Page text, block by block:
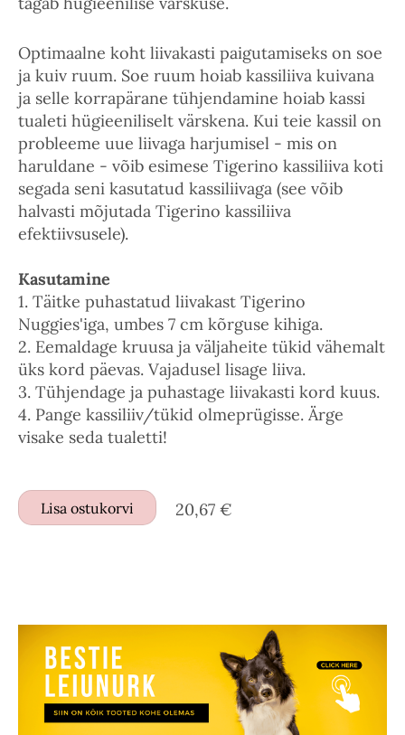
Optimaalne koht liivakasti paigutamiseks on soe
ja kuiv ruum. Soe ruum hoiab kassiliiva kuivana
ja selle korrapärane tühjendamine hoiab kassi
tualeti hügieeniliselt värskena. Kui teie kassil on
probleeme uue liivaga harjumisel - mis on
haruldane - võib esimese Tigerino kassiliiva koti
segada seni kasutatud kassiliivaga (see võib
halvasti mõjutada Tigerino kassiliiva
efektiivsusele).
Kasutamine
1. Täitke puhastatud liivakast Tigerino
Nuggies'iga, umbes 7 cm kõrguse kihiga.
2. Eemaldage kruusa ja väljaheite tükid vähemalt
üks kord päevas. Vajadusel lisage liiva.
3. Tühjendage ja puhastage liivakasti kord kuus.
4. Pange kassiliiv/tükid olmeprügisse. Ärge
visake seda tualetti!
Lisa ostukorvi 20,67 €